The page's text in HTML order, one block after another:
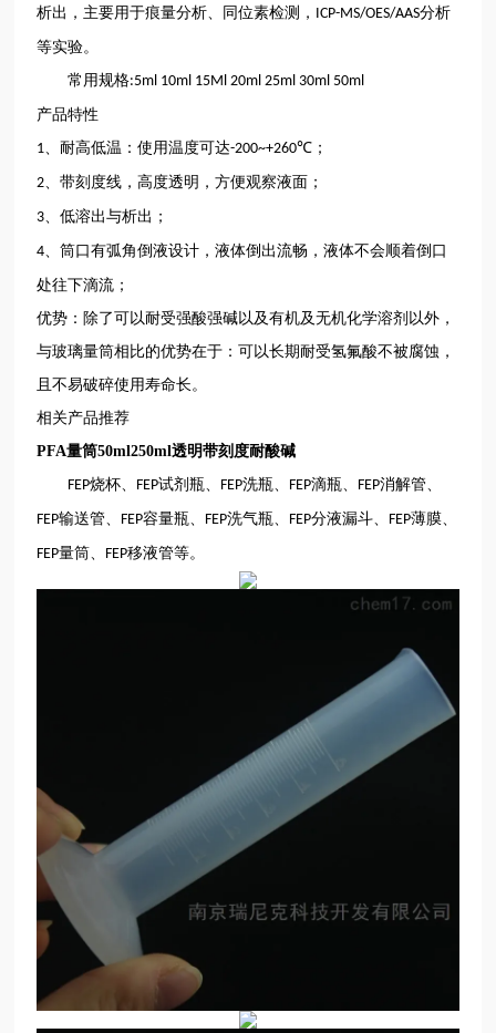
析出，主要用于痕量分析、同位素检测， ICP-MS/OES/AAS分析
等实验。
常用规格:5ml 10ml 15Ml 20ml 25ml 30ml 50ml
产品特性
1 、耐高低温：使用温度可达-200~+260℃；
2 、带刻度线，高度透明，方便观察液面；
3 、低溶出与析出；
4 、筒口有弧角倒液设计，液体倒出流畅，液体不会顺着倒口
处往下滴流；
优势：除了可以耐受强酸强碱以及有机及无机化学溶剂以外，
与玻璃量筒相比的优势在于：可以长期耐受氢氟酸不被腐蚀，
且不易破碎使用寿命长。
相关产品推荐
PFA量筒50ml250ml透明带刻度耐酸碱
FEP烧杯、 FEP试剂瓶、 FEP洗瓶、 FEP滴瓶、 FEP消解管、
FEP输送管、 FEP容量瓶、 FEP洗气瓶、 FEP分液漏斗、 FEP薄膜、
FEP量筒、 FEP移液管等。